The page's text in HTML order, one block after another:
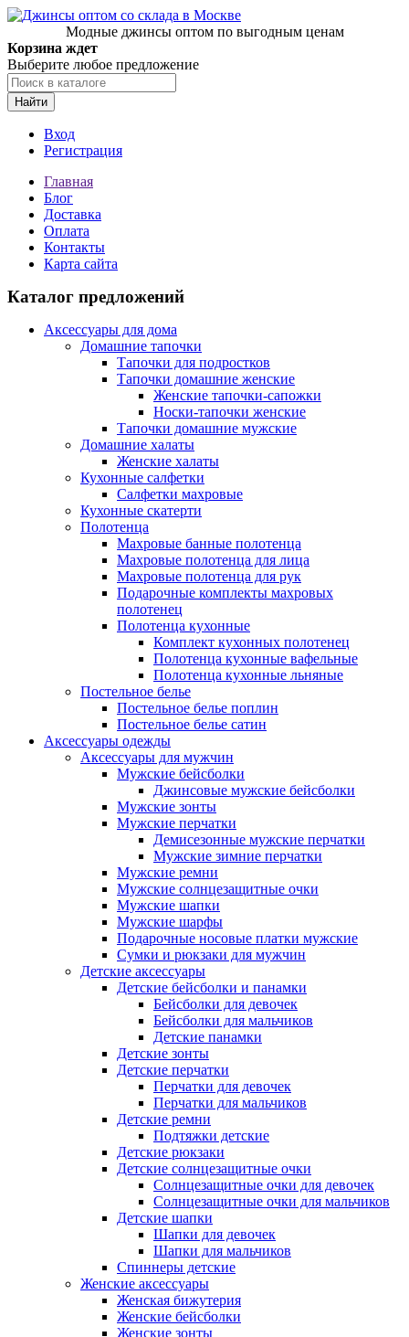
Модные джинсы оптом по выгодным ценам
Корзина ждет
Выберите любое предложение
Найти
Вход
Регистрация
Главная
Блог
Доставка
Оплата
Контакты
Карта сайта
Каталог предложений
Аксессуары для дома
Домашние тапочки
Тапочки для подростков
Тапочки домашние женские
Женские тапочки-сапожки
Носки-тапочки женские
Тапочки домашние мужские
Домашние халаты
Женские халаты
Кухонные салфетки
Салфетки махровые
Кухонные скатерти
Полотенца
Махровые банные полотенца
Махровые полотенца для лица
Махровые полотенца для рук
Подарочные комплекты махровых
полотенец
Полотенца кухонные
Комплект кухонных полотенец
Полотенца кухонные вафельные
Полотенца кухонные льняные
Постельное белье
Постельное белье поплин
Постельное белье сатин
Аксессуары одежды
Аксессуары для мужчин
Мужские бейсболки
Джинсовые мужские бейсболки
Мужские зонты
Мужские перчатки
Демисезонные мужские перчатки
Мужские зимние перчатки
Мужские ремни
Мужские солнцезащитные очки
Мужские шапки
Мужские шарфы
Подарочные носовые платки мужские
Сумки и рюкзаки для мужчин
Детские аксессуары
Детские бейсболки и панамки
Бейсболки для девочек
Бейсболки для мальчиков
Детские панамки
Детские зонты
Детские перчатки
Перчатки для девочек
Перчатки для мальчиков
Детские ремни
Подтяжки детские
Детские рюкзаки
Детские солнцезащитные очки
Солнцезащитные очки для девочек
Солнцезащитные очки для мальчиков
Детские шапки
Шапки для девочек
Шапки для мальчиков
Спиннеры детские
Женские аксессуары
Женская бижутерия
Женские бейсболки
Женские зонты